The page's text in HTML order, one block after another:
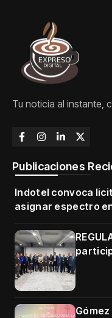
Tu noticia al instante,
Publicaciones
Indotel convoca
asignar espectro